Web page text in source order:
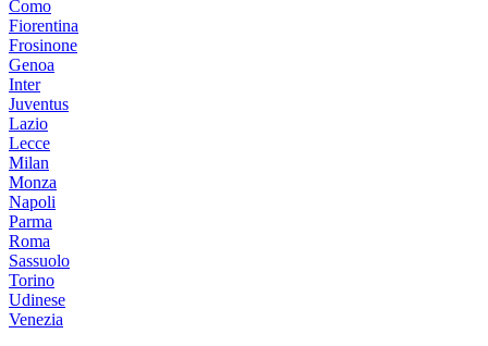
Como
Fiorentina
Frosinone
Genoa
Inter
Juventus
Lazio
Lecce
Milan
Monza
Napoli
Parma
Roma
Sassuolo
Torino
Udinese
Venezia